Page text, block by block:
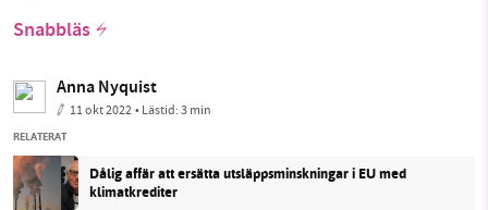
Snabbläs
Anna Nyquist
11 okt 2022• Lästid:3 min
RELATERAT
Dålig affär att ersätta utsläppsminskningar i EU med
klimatkrediter